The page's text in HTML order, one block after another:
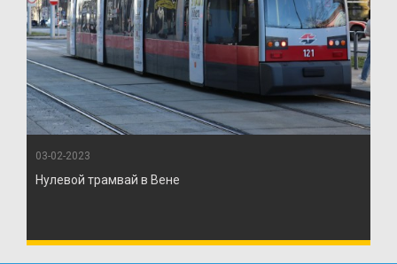
03-02-2023
Нулевой трамвай в Вене